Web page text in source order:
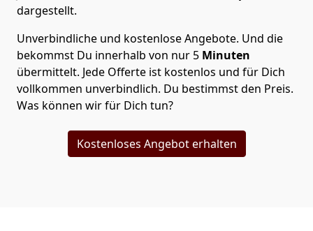
dargestellt.
Unverbindliche und kostenlose Angebote. Und die
bekommst Du innerhalb von nur 5 Minuten
übermittelt. Jede Offerte ist kostenlos und für Dich
vollkommen unverbindlich. Du bestimmst den Preis.
Was können wir für Dich tun?
Kostenloses Angebot erhalten